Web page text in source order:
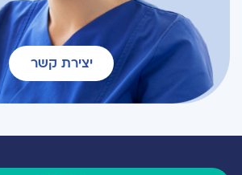
יצירת קשר